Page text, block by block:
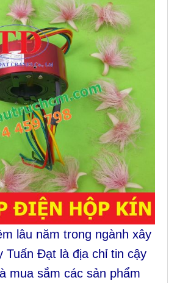
lâu năm trong ngành xây
Tuấn Đạt là địa chỉ tin cậy
mua sắm các sản phẩm